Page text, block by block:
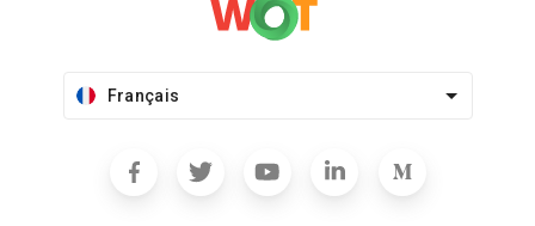
Français